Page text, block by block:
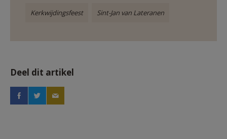
Kerkwijdingsfeest Sint-Jan van Lateranen
Deel dit artikel